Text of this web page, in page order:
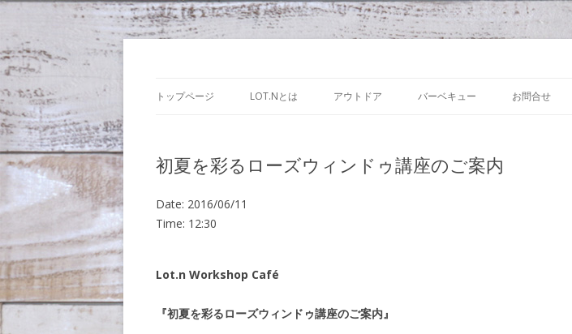
トップページ LOT.Nとは アウトドア バーベキュー お問合せ
初夏を彩るローズウィンドゥ講座のご案内
Date: 2016/06/11
Time: 12:30
Lot.n Workshop Café
『初夏を彩るローズウィンドゥ講座のご案内』